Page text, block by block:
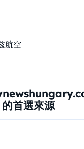
航空
首選來源